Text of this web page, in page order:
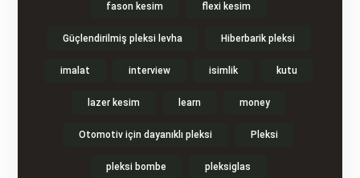
fason kesim flexi kesim
Güçlendirilmiş pleksi levha Hiberbarik pleksi
imalat interview isimlik kutu
lazer kesim learn money
Otomotiv için dayanıklı pleksi Pleksi
pleksi bombe pleksiglas